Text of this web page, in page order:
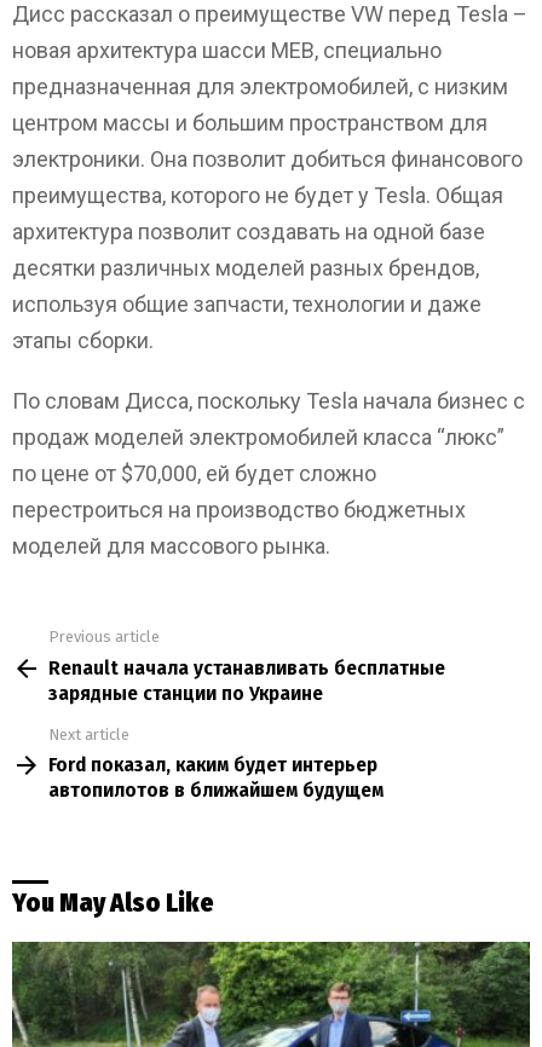
Дисс рассказал о преимуществе VW перед Tesla –
новая архитектура шасси MEB, специально
предназначенная для электромобилей, с низким
центром массы и большим пространством для
электроники. Она позволит добиться финансового
преимущества, которого не будет у Tesla. Общая
архитектура позволит создавать на одной базе
десятки различных моделей разных брендов,
используя общие запчасти, технологии и даже
этапы сборки.
По словам Дисса, поскольку Tesla начала бизнес с
продаж моделей электромобилей класса “люкс”
по цене от $70,000, ей будет сложно
перестроиться на производство бюджетных
моделей для массового рынка.
more
Previous article
Renault начала устанавливать бесплатные
зарядные станции по Украине
Next article
Ford показал, каким будет интерьер
автопилотов в ближайшем будущем
You May Also Like